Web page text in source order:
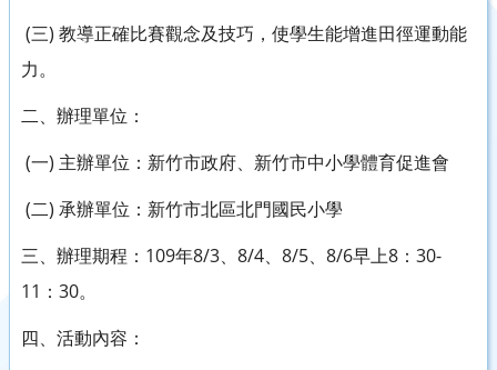
(三) 教導正確比賽觀念及技巧，使學生能增進田徑運動能
力。
二、辦理單位：
(一) 主辦單位：新竹市政府、新竹市中小學體育促進會
(二) 承辦單位：新竹市北區北門國民小學
三、辦理期程：109年8/3、8/4、8/5、8/6早上8：30-
11：30。
四、活動內容：